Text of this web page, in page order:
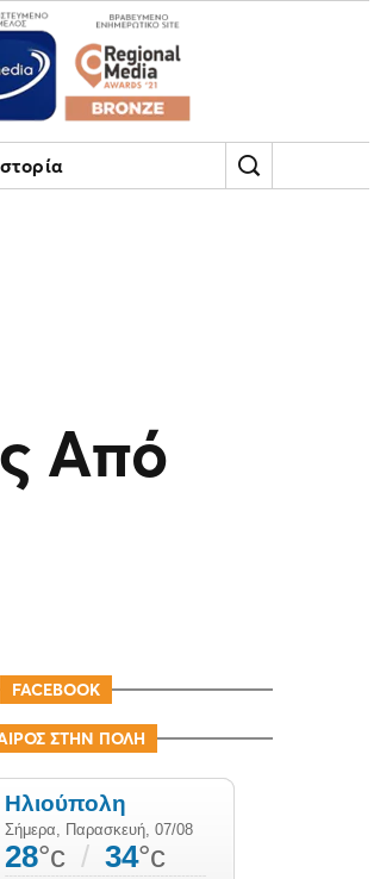
Από
FACEBOOK
ΣΤΗΝ ΠΟΛΗ